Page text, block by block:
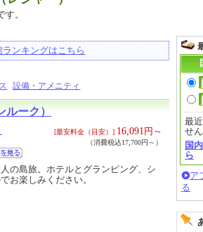
。
ンキングはこちら
設備・アメニティ
ルーク）
[最安料金（目安）] 16,091 円～
（消費税込17,700円～）
の島旅。ホテルとグランピング、シ
お楽しみください。
最
せん
国
ら
ア
る